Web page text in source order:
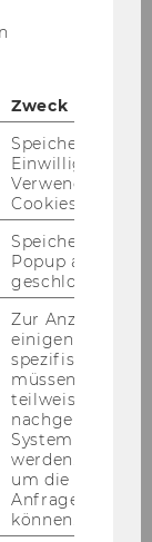
III.
Wien
2006
gemäß §
2002
Zweck
Speichert Ihre
Einwilligung zur
Verwendung von
Cookies.
Speichert ob ein
Popup
geschlossen
Zur Anzeige von
einigen WU-
spezifischen
müssen
teilweise von
nachgelagerten
System
werden.
um die Antwort
Anfrage
können.